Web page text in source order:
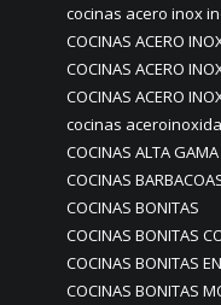
cocinas acero inox
COCINAS ACERO
COCINAS ACERO
COCINAS ACERO
cocinas
COCINAS ALTA
COCINAS
COCINAS BONITAS
COCINAS BONITAS
COCINAS BONITAS
COCINAS BONITAS